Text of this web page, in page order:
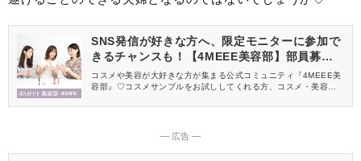
SNS発信が好きな方へ、限定モニターに参加で
きるチャンスも！【4MEEE美容部】部員募集
中
コスメや美容が大好きな方が集まる公式コミュニティ『4MEEE美
容部』♡コスメサンプルをお試ししてくれる方、コスメ・美容情報
― 広告 ―